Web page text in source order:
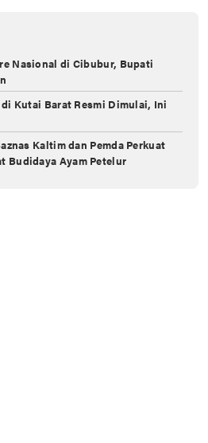
Nasional di Cibubur, Bupati
di Kutai Barat Resmi Dimulai, Ini
Kaltim dan Pemda Perkuat
Budidaya Ayam Petelur